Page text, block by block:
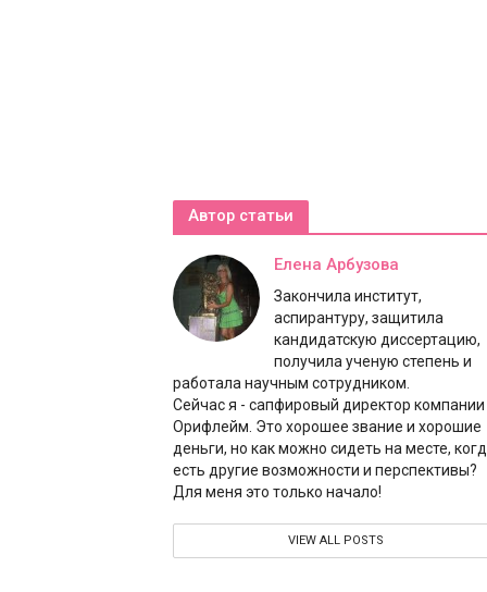
Автор статьи
Елена Арбузова
Закончила институт,
аспирантуру, защитила
кандидатскую диссертацию,
получила ученую степень и
работала научным сотрудником.
Сейчас я - сапфировый директор компании
Орифлейм. Это хорошее звание и хорошие
деньги, но как можно сидеть на месте,
есть другие возможности и перспективы?
Для меня это только начало!
VIEW ALL POSTS